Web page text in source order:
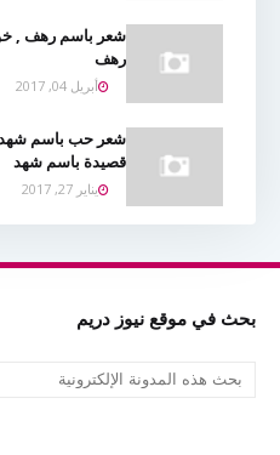
شعر باسم رهف ,
رهف
أبريل 04, 2017
شعر حب باسم شهد
قصيدة باسم شهد
يناير 27, 2017
بحث في موقع نيوز دريم